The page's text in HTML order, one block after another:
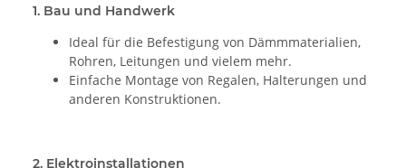
1. Bau und Handwerk
Ideal für die Befestigung von Dämmmaterialien,
Rohren, Leitungen und vielem mehr.
Einfache Montage von Regalen, Halterungen und
anderen Konstruktionen.
2. Elektroinstallationen